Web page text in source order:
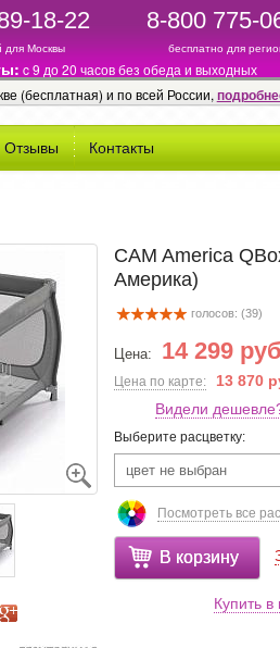
18-22
для Москвы
8-800 775-
бесплатно для
c 9 до 20 часов без обеда и выходных
(бесплатная) и по всей России,
Отзывы Контакты
CAM America
Америка)
голосов: (39)
Цена: 14 299
Цена по карте:
13 870
Видели
Выберите расцветку:
цвет не выбран
Посмотреть все
В корзину
Купить в